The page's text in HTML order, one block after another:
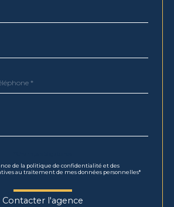
de la politique de confidentialité et des
au traitement de mes données personnelles*
Contacter l'agence